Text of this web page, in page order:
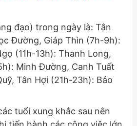
đạo) trong ngày là: Tân
Đường, Giáp Thìn (7h-9h):
(11h-13h): Thanh Long,
Minh Đường, Canh Tuất
Tân Hợi (21h-23h): Bảo
tuổi xung khắc sau nên